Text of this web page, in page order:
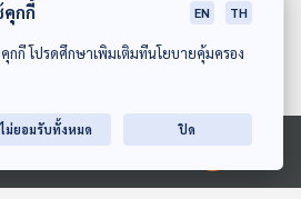
สาธารณะแห่งประเทศไทย 24:52
คุกกี้ EN TH
คุกกี้ โปรดศึกษาเพิ่มเติมที่นโยบายคุ้มครอง
ไม่ยอมรับทั้งหมด ปิด